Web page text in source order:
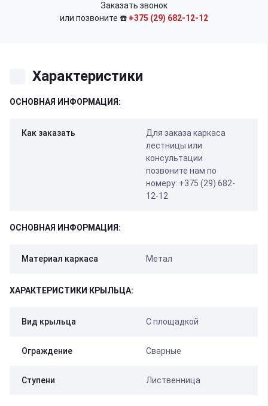
Заказать звонок
или позвоните ☎️ +375 (29) 682-12-12
Характеристики
ОСНОВНАЯ ИНФОРМАЦИЯ:
Как заказать
Для заказа каркаса
лестницы или
консультации
позвоните нам по
номеру: +375 (29) 682-
12-12
ОСНОВНАЯ ИНФОРМАЦИЯ:
Материал каркаса Метал
ХАРАКТЕРИСТИКИ КРЫЛЬЦА:
Вид крыльца С площадкой
Ограждение Сварные
Ступени Лиственница